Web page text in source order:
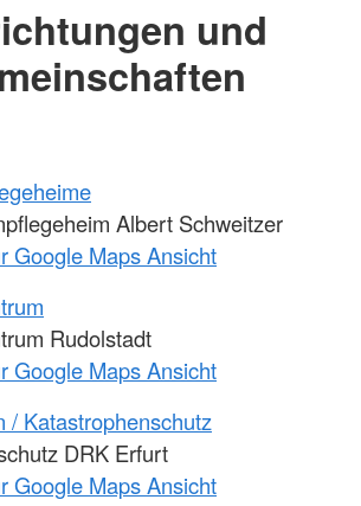
und
Albert Schweitzer
Google Maps Ansicht
Rudolstadt
Google Maps Ansicht
/ Katastrophenschutz
DRK Erfurt
Google Maps Ansicht